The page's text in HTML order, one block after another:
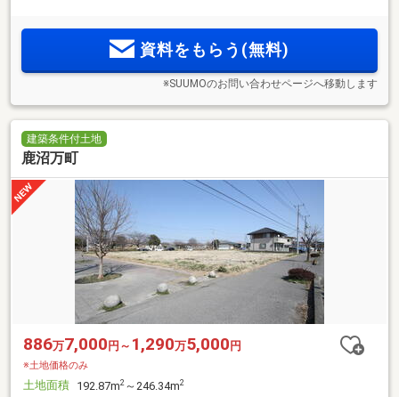
資料をもらう(無料)
※SUUMOのお問い合わせページへ移動します
建築条件付土地
鹿沼万町
886万7,000 円～ 1,290万5,000 円
※土地価格のみ
土地面積 192.87m2 ～246.34m2